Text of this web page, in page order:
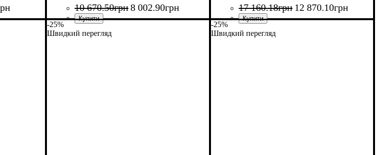
10 670.50грн8 002.90грн
Обладнання
Номінальний струм, А
Кількість полюсів
Вимикаюча здатність, kA
Розчіплювач
(ТМ)
Серія
17 160.18грн 12 870.10грн
Обладнання
Номінальний струм, А
Кількість полюсів
Вимикаюча здатність, kA
Розчіплювач
(ТМ)
Серія
-25%
Швидкий перегляд
-25%
Швидкий перегляд